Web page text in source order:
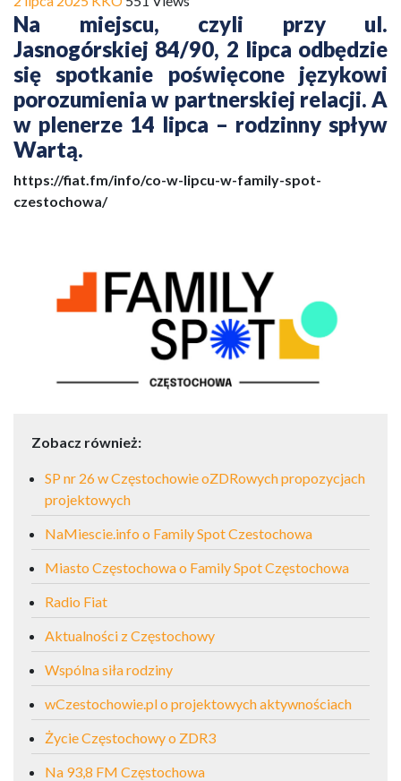
Na miejscu, czyli przy ul.
Jasnogórskiej 84/90, 2 lipca odbędzie
się spotkanie poświęcone językowi
porozumienia w partnerskiej relacji. A
w plenerze 14 lipca – rodzinny spływ
Wartą.
https://fiat.fm/info/co-w-lipcu-w-family-spot-
czestochowa/
Zobacz również:
SP nr 26 w Częstochowie oZDRowych propozycjach
projektowych
NaMiescie.info o Family Spot Czestochowa
Miasto Częstochowa o Family Spot Częstochowa
Radio Fiat
Aktualności z Częstochowy
Wspólna siła rodziny
wCzestochowie.pl o projektowych aktywnościach
Życie Częstochowy o ZDR3
Na 93,8 FM Częstochowa